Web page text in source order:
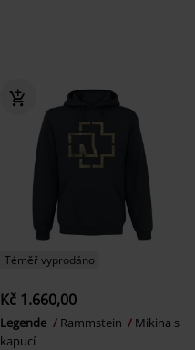
Téměř vyprodáno
Kč 1.660,00
Legende Rammstein
Mikina s
kapucí